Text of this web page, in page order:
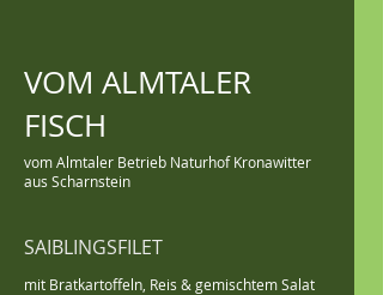
VOM ALMTALER
FISCH
vom Almtaler Betrieb Naturhof Kronawitter
aus Scharnstein
SAIBLINGSFILET
mit Bratkartoffeln, Reis & gemischtem Salat